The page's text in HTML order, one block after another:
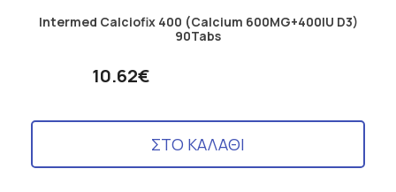
Intermed Calciofix 400 (Calcium 600MG+400IU D3)
90Tabs
10.62€
ΣΤΟ ΚΑΛΑΘΙ